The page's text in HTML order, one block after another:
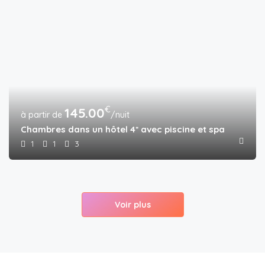
145.00€/nuit
Chambres dans un hôtel 4* avec piscine et spa
1 1 3
Voir plus